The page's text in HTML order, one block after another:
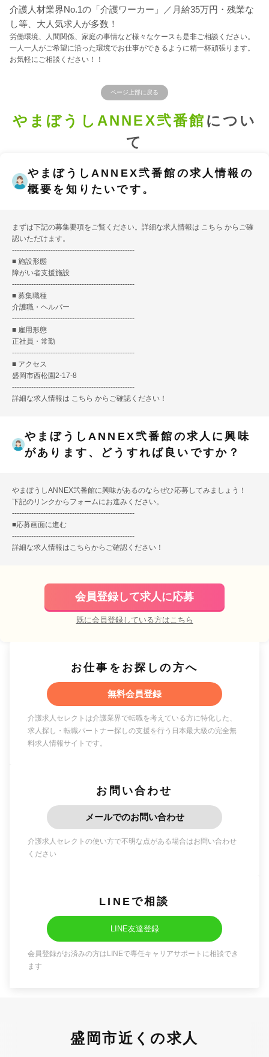
介護人材業界No.1の「介護ワーカー」／月給35万円・残業な
し等、大人気求人が多数！
労働環境、人間関係、家庭の事情など様々なケースも是非ご相談ください。
一人一人がご希望に沿った環境でお仕事ができるように精一杯頑張ります。
お気軽にご相談ください！！
ページ上部に戻る
やまぼうしANNEX弐番館 につい
て
やまぼうしANNEX弐番館の求人情報の
概要を知りたいです。
まずは下記の募集要項をご覧ください。詳細な求人情報は こちら からご確
認いただけます。
---------------------------------------------------
■ 施設形態
障がい者支援施設
---------------------------------------------------
■ 募集職種
介護職・ヘルパー
---------------------------------------------------
■ 雇用形態
正社員・常勤
---------------------------------------------------
■ アクセス
盛岡市西松園2-17-8
---------------------------------------------------
詳細な求人情報は こちら からご確認ください！
やまぼうしANNEX弐番館の求人に興味
があります、どうすれば良いですか？
やまぼうしANNEX弐番館に興味があるのならぜひ応募してみましょう！
下記のリンクからフォームにお進みください。
---------------------------------------------------
■応募画面に進む
---------------------------------------------------
詳細な求人情報はこちらからご確認ください！
会員登録して求人に応募
既に会員登録している方はこちら
お仕事をお探しの方へ
無料会員登録
介護求人セレクトは介護業界で転職を考えている方に特化した、
求人探し・転職パートナー探しの支援を行う日本最大級の完全無
料求人情報サイトです。
お問い合わせ
メールでのお問い合わせ
介護求人セレクトの使い方で不明な点がある場合はお問い合わせ
ください
LINEで相談
LINE友達登録
会員登録がお済みの方はLINEで専任キャリアサポートに相談でき
ます
盛岡市近くの求人